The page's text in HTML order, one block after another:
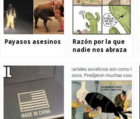
Payasos asesinos
Razón por la que
nadie nos abraza